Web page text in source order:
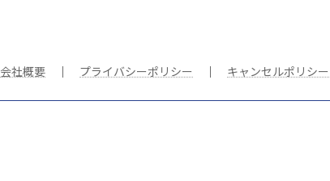
会社概要 プライバシーポリシー キャンセルポリシー